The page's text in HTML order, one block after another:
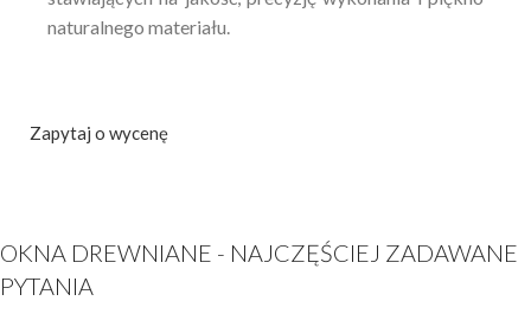
naturalnego materiału.
Zapytaj o wycenę
OKNA DREWNIANE - NAJCZĘŚCIEJ ZADAWANE
PYTANIA